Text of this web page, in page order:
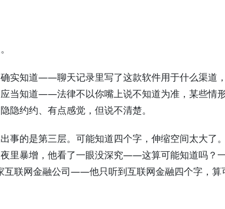
实知道——聊天记录里写了这款软件用于什么渠道，
当知道——法律不以你嘴上说不知道为准，某些情
约约、有点感觉，但说不清楚。
的是第三层。可能知道四个字，伸缩空间太大了。
里暴增，他看了一眼没深究——这算可能知道吗？
互联网金融公司——他只听到互联网金融四个字，算